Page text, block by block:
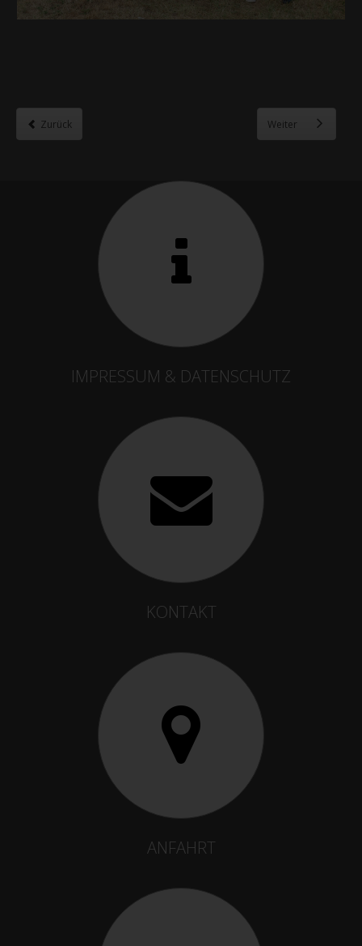
Zurück Weiter
IMPRESSUM & DATENSCHUTZ
KONTAKT
ANFAHRT